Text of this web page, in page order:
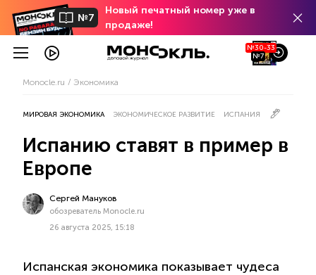
№7
Новый печатный номер уже в
продаже!
№30-33
№7
Monocle.ru Экономика
МИРОВАЯ ЭКОНОМИКА ЭКОНОМИЧЕСКОЕ РАЗВИТИЕ ИСПАНИЯ
Испанию ставят в пример в
Европе
Сергей Мануков
обозреватель Monocle.ru
26 августа 2025, 15:18
Испанская экономика показывает чудеса